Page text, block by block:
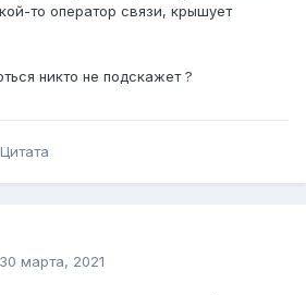
то оператор связи, крышует
никто не подскажет ?
Цитата
30 марта, 2021